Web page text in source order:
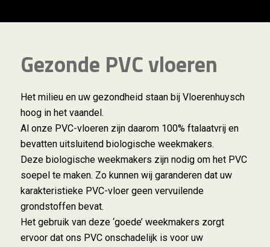
Gezonde PVC vloeren
Het milieu en uw gezondheid staan bij Vloerenhuysch
hoog in het vaandel.
Al onze PVC-vloeren zijn daarom 100% ftalaatvrij en
bevatten uitsluitend biologische weekmakers.
Deze biologische weekmakers zijn nodig om het PVC
soepel te maken. Zo kunnen wij garanderen dat uw
karakteristieke PVC-vloer geen vervuilende
grondstoffen bevat.
Het gebruik van deze ‘goede’ weekmakers zorgt
ervoor dat ons PVC onschadelijk is voor uw